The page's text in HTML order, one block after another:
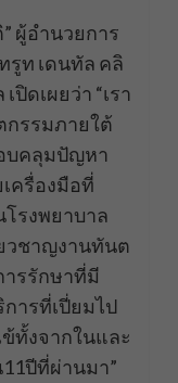
ผู้อำนวยการ
รูท เดนทัล คลิ
ดเผยว่า “เรา
รรมภายใต้
บคลุมปัญหา
ครื่องมือที่
รงพยาบาล
วชาญงานทันต
รรักษาที่มี
ารที่เปี่ยมไป
ทั้งจากในและ
ปีที่ผ่านมา”